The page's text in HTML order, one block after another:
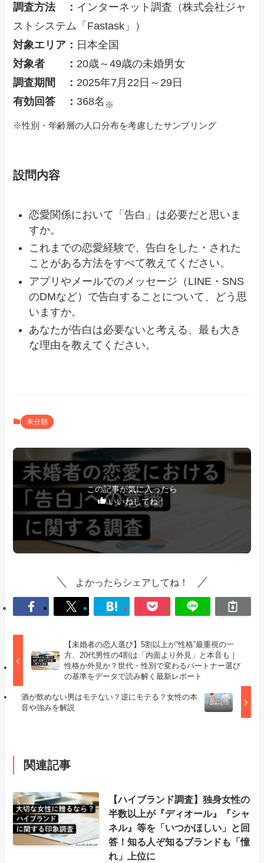
調査方法 ： インターネット調査（株式会社ジャ
ストシステム「Fastask」）
対象エリア： 日本全国
対象者 ： 20歳～49歳の未婚男女
調査期間 ： 2025年7月22日～29日
有効回答 ： 368名 ※
※性別・年齢層の人口分布を考慮したサンプリング
設問内容
恋愛関係において「告白」は必要だと思いま
すか。
これまでの恋愛経験で、告白をした・された
ことがある方法をすべて教えてください。
アプリやメールでのメッセージ（LINE・SNS
のDMなど）で告白することについて、どう思
いますか。
あなたが告白は必要ないと考える、最も大き
な理由を教えてください。
未分類
この記事が気に入ったら
いいねしてね！
よかったらシェアしてね！
【未婚者の恋人選び】5割以上が“性格”最重視の一
方、20代男性の4割は「内面より外見」と本音も｜
性格か外見か？世代・性別で変わるパートナー選び
の基準をデータで読み解く最新レポート
酒が飲めない男はモテない？逆にモテる？女性の本
音や強みを解説
関連記事
【ハイブランド調査】独身女性の
半数以上が『ディオール』『シャ
ネル』等を「いつかほしい」と回
答！知る人ぞ知るブランドも「憧
れ」上位に